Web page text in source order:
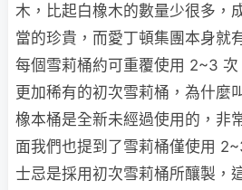
木，比起白橡木的數量少很多，
當的珍貴，而愛丁頓集團本身就
每個雪莉桶約可重覆使用 2~3
更加稀有的初次雪莉桶，為什麼
橡本桶是全新未經過使用的，非
面我們也提到了雪莉桶僅使用
士忌是採用初次雪莉桶所釀製，